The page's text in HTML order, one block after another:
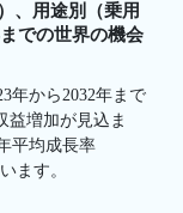
、用途別（乗用
での世界の機会
年から2032年まで
益増加が見込ま
平均成長率
ます。